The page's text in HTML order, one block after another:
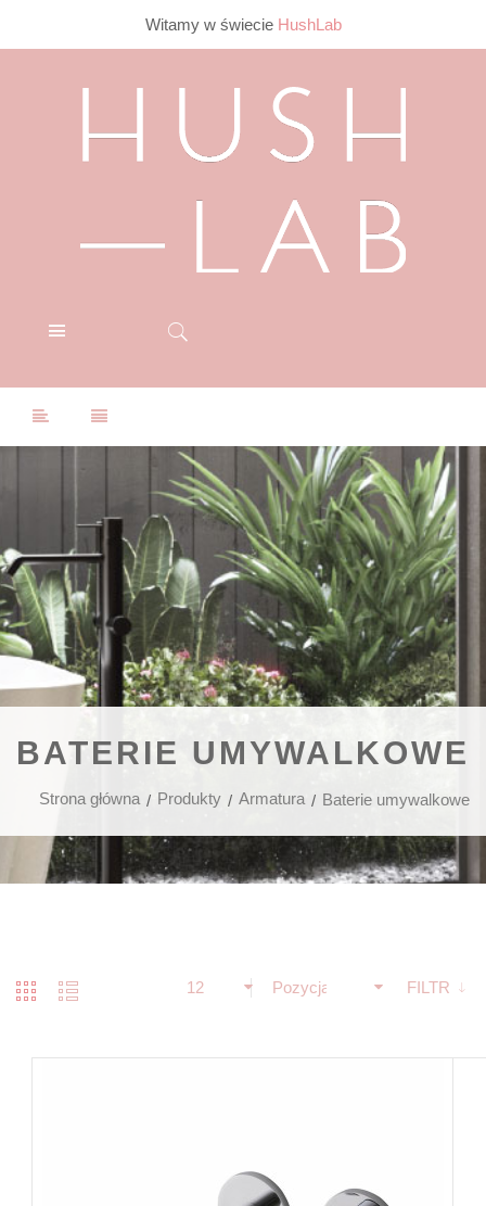
Witamy w świecie HushLab
BATERIE UMYWALKOWE
Strona główna Produkty Armatura Baterie umywalkowe
Pozycja FILTR
12